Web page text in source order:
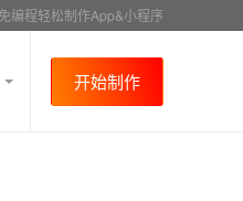
编程轻松制作App&小程序
开始制作